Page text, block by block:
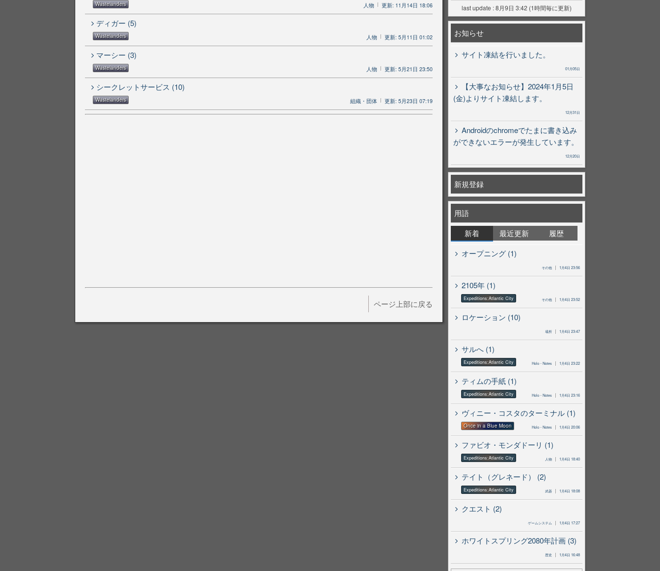
Wastelanders 人物 更新: 11月14日 18:06
ディガー (5)
Wastelanders 人物 更新: 5月11日 01:02
マーシー (3)
Wastelanders 人物 更新: 5月21日 23:50
シークレットサービス (10)
Wastelanders 組織・団体 更新: 5月23日 07:19
ページ上部に戻る
last update : 8月9日 3:42 (1時間毎に更新)
お知らせ
サイト凍結を行いました。
01月05日
【大事なお知らせ】2024年1月5日
(金)よりサイト凍結します。
12月31日
Androidのchromeでたまに書き込み
ができないエラーが発生しています。
12月20日
新規登録
用語
新着
最近更新
履歴
オープニング (1)
その他 1月4日 23:56
2105年 (1)
Expeditions:Atlantic City その他 1月4日 23:52
ロケーション (10)
場所 1月4日 23:47
サルへ (1)
Expeditions:Atlantic City Holo・Notes 1月4日 23:22
ティムの手紙 (1)
Expeditions:Atlantic City Holo・Notes 1月4日 23:16
ヴィニー・コスタのターミナル (1)
Once in a Blue Moon Holo・Notes 1月4日 20:06
ファビオ・モンダドーリ (1)
Expeditions:Atlantic City 人物 1月4日 18:40
テイト（グレネード） (2)
Expeditions:Atlantic City 武器 1月4日 18:08
クエスト (2)
ゲームシステム 1月4日 17:27
ホワイトスプリング2080年計画 (3)
歴史 1月4日 16:48